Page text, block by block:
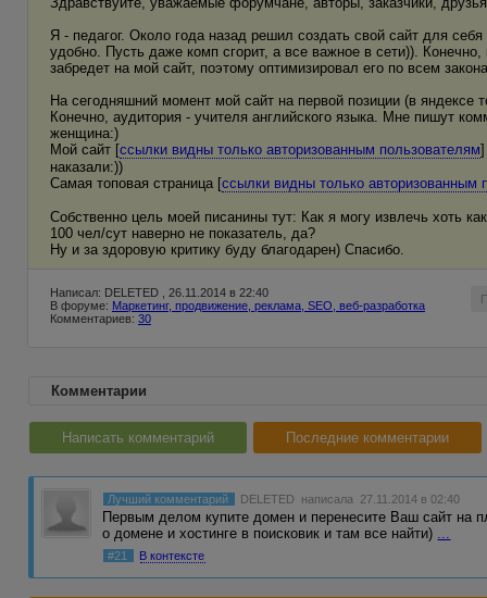
Я - педагог. Около года назад решил создать свой сайт для
удобно. Пусть даже комп сгорит, а все важное в сети)).
забредет на мой сайт, поэтому оптимизировал его по всем
На сегодняшний момент мой сайт на первой позиции (в
Конечно, аудитория - учителя английского языка. Мне пишут
женщина:)
Мой сайт [ссылки видны только авторизованным пользователям]
наказали:))
Самая топовая страница [ссылки видны только авторизованным
Собственно цель моей писанины тут: Как я могу извлечь хоть
100 чел/сут наверно не показатель, да?
Ну и за здоровую критику буду благодарен) Спасибо.
Написал: DELETED , 26.11.2014 в 22:40
В форуме: Маркетинг, продвижение, реклама, SEO, веб-разработка
Комментариев: 30
Комментарии
Написать комментарий Последние комментарии
Лучший комментарий DELETED написала 27.11.2014 в 02:40
Первым делом купите домен и перенесите Ваш сайт на
о домене и хостинге в поисковик и там все найти) ...
#21 В контексте